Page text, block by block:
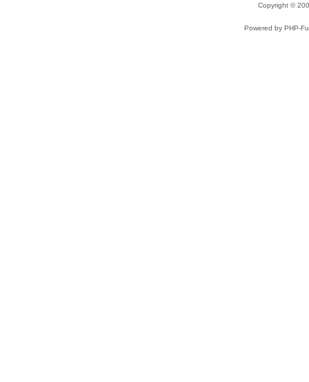
Copyright ©
Powered by PHP-